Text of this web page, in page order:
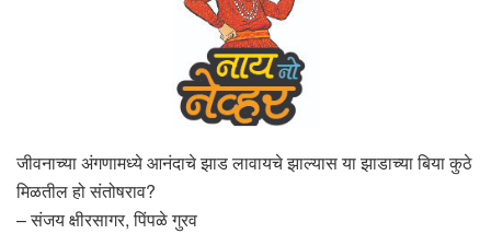
जीवनाच्या अंगणामध्ये आनंदाचे झाड लावायचे झाल्यास या झाडाच्या बिया कुठे
मिळतील हो संतोषराव?
– संजय क्षीरसागर, पिंपळे गुरव